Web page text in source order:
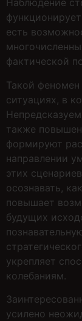
Наблюдение
есть
фактической
Такой
ситуациях, в
также
формируют
направлении
этих
осознавать,
повышает
будущих
укрепляет
колебаниям.
усилено